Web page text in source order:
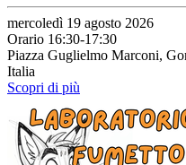
mercoledì 19 agosto 2026
Orario 16:30-17:30
Piazza Guglielmo Marconi,
Italia
Scopri di più